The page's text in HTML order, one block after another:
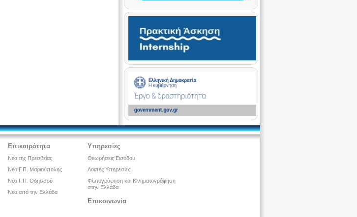
Επικαιρότητα
Νέα της Πρεσβείας
Νέα Γ.Π. Μαριούπολης
Νέα Γ.Π. Οδησσού
Νέα από την Ελλάδα
Υπηρεσίες
Θεωρήσεις Εισόδου
Λοιπές Υπηρεσίες
Φωτογράφηση και Κινηματογράφηση
στην Ελλάδα
Επικοινωνία